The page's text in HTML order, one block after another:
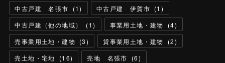
中古戸建 名張市
(1) 中古戸建 伊賀市 (1 )
中古戸建（他の地域）
(1) 事業用土地・建物 (4)
売事業用土地・建物
(3) 貸事業用土地・建物 (2)
売土地・宅地
(16) 売地 名張市 (6)